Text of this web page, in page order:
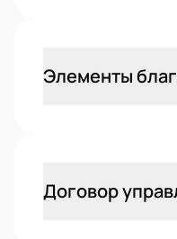
Элементы
Договор